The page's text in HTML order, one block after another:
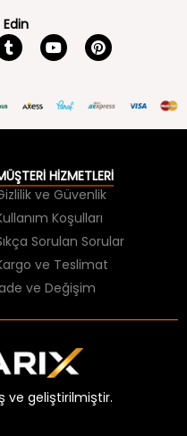
ve Güvenlik
Koşulları
Sorulan Sorular
ve Teslimat
ve Değişim
ve geliştirilmiştir.